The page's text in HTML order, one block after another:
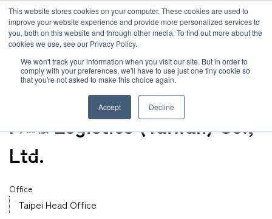
This website stores cookies on your computer. These cookies are used to
improve your website experience and provide more personalized services to
you, both on this website and through other media. To find out more about the
cookies we use, see our Privacy Policy.
We won't track your information when you visit our site. But in order to
comply with your preferences, we'll have to use just one tiny cookie so
that you're not asked to make this choice again.
Accept Decline
お知らせ
グローバルネットワーク
企業情報
サービス
お客様事例
TOP グローバルネットワーク MOL Logistics (Taiwan) Co., Ltd.
オフィス
MOL Logistics (Taiwan) Co.,
Ltd.
Office
Taipei Head Office